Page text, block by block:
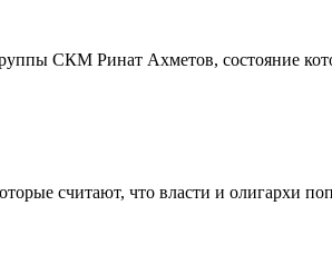
СКМ Ринат Ахметов, состояние
считают, что власти и олигархи